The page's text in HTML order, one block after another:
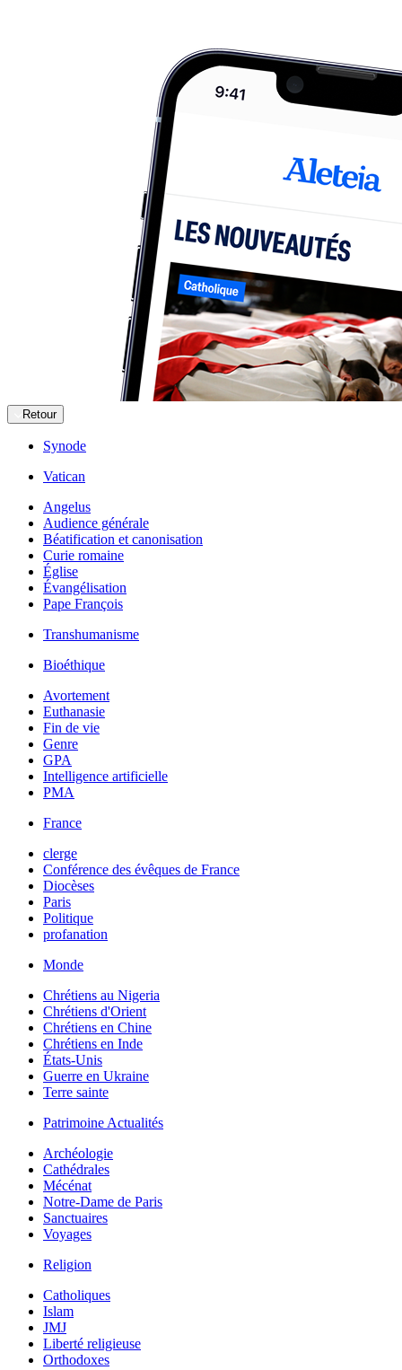
Retour
Synode
Vatican
Angelus
Audience générale
Béatification et canonisation
Curie romaine
Église
Évangélisation
Pape François
Transhumanisme
Bioéthique
Avortement
Euthanasie
Fin de vie
Genre
GPA
Intelligence artificielle
PMA
France
clerge
Conférence des évêques de France
Diocèses
Paris
Politique
profanation
Monde
Chrétiens au Nigeria
Chrétiens d'Orient
Chrétiens en Chine
Chrétiens en Inde
États-Unis
Guerre en Ukraine
Terre sainte
Patrimoine Actualités
Archéologie
Cathédrales
Mécénat
Notre-Dame de Paris
Sanctuaires
Voyages
Religion
Catholiques
Islam
JMJ
Liberté religieuse
Orthodoxes